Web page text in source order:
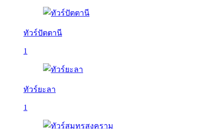
ทัวร์ปัตตานี
1
ทัวร์ยะลา
1